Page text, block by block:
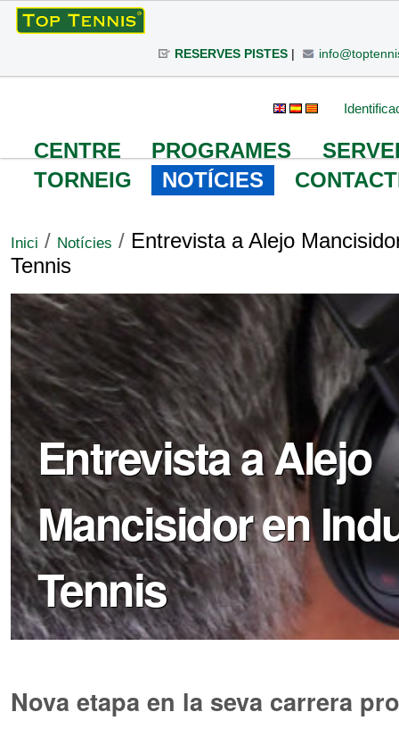
Ves
al
|
navegació
RESERVES PISTES|
CENTRE PROGRAMES
TORNEIG
NOTÍCIES
Inici / Notícies / Entrevista a Alejo
Tennis
Entrevista a Alejo
Mancisidor en
Tennis
Nova etapa en la seva carrera